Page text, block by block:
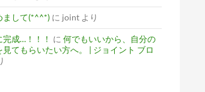
まして(*^^*) に joint より
完成…！！！ に 何でもいいから、自分の
見てもらいたい方へ。 | ジョイント ブロ